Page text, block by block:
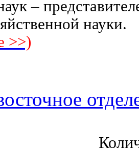
–
науки.
>>)